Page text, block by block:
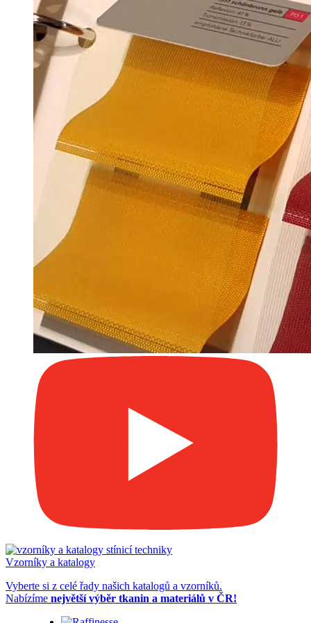
Vzorníky a katalogy
Vyberte si z celé řady našich katalogů a vzorníků.
Nabízíme největší výběr tkanin a materiálů v ČR!